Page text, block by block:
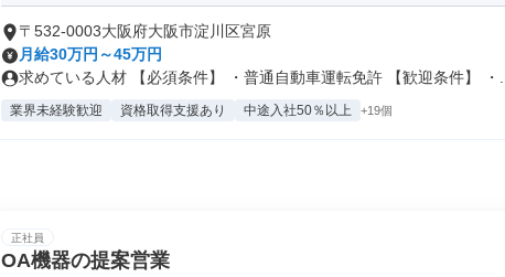
〒532-0003大阪府大阪市淀川区宮原
月給30万円～45万円
求めている人材 【必須条件】 ・普通自動車運転免許 【歓迎条件】 ・...
業界未経験歓迎 資格取得支援あり 中途入社50％以上 +19個
正社員
OA機器の提案営業